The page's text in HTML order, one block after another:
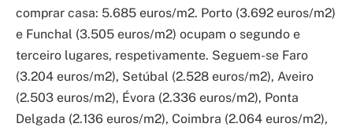
comprar casa: 5.685 euros/m2. Porto (3.692 euros/m2)
e Funchal (3.505 euros/m2) ocupam o segundo e
terceiro lugares, respetivamente. Seguem-se Faro
(3.204 euros/m2), Setúbal (2.528 euros/m2), Aveiro
(2.503 euros/m2), Évora (2.336 euros/m2), Ponta
Delgada (2.136 euros/m2), Coimbra (2.064 euros/m2),